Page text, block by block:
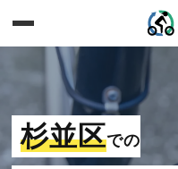
杉並区での